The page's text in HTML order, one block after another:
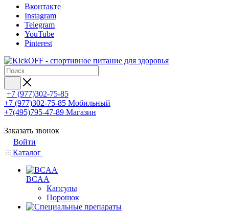
Вконтакте
Instagram
Telegram
YouTube
Pinterest
+7 (977)302-75-85
+7 (977)302-75-85 Мобильный
+7(495)795-47-89 Магазин
Заказать звонок
Войти
Каталог
BCAA
Капсулы
Порошок